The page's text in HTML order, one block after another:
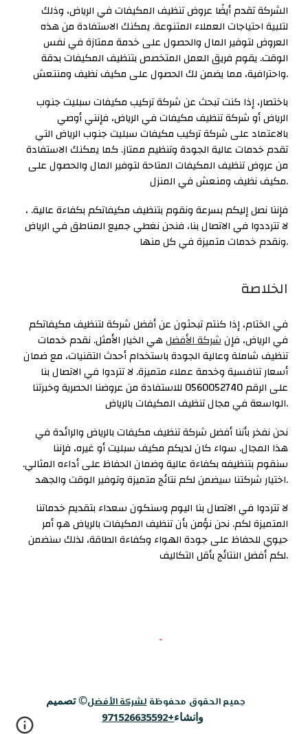
الشركة تقدم أيضًا عروض تنظيف المكيفات في الرياض، وذلك
لتلبية احتياجات العملاء المتنوعة. يمكنك الاستفادة من هذه
العروض لتوفير المال والحصول على خدمة ممتازة في نفس
الوقت. يقوم فريق العمل المتخصص بتنظيف المكيفات بدقة
واحترافية، مما يضمن لك الحصول على مكيف نظيف ومنتعش.
باختصار، إذا كنت تبحث عن شركة تركيب مكيفات سبليت جنوب
الرياض أو شركة تنظيف مكيفات في الرياض، فإنني أوصي
بالاعتماد على شركة تركيب مكيفات سبليت جنوب الرياض التي
تقدم خدمات عالية الجودة وتنظيم ممتاز. كما يمكنك الاستفادة
من عروض تنظيف المكيفات المتاحة لتوفير المال والحصول على
مكيف نظيف ومنعش في المنزل.
، فإننا نصل إليكم بسرعة ونقوم بتنظيف مكيفاتكم بكفاءة عالية.
لا تترددوا في الاتصال بنا، فنحن نغطي جميع المناطق في الرياض
ونقدم خدمات متميزة في كل منها.
الخلاصة
في الختام، إذا كنتم تبحثون عن أفضل شركة لتنظيف مكيفاتكم
في الرياض، فإنشركة الأفضلهي الخيار الأمثل. نقدم خدمات
تنظيف شاملة وعالية الجودة باستخدام أحدث التقنيات، مع ضمان
أسعار تنافسية وخدمة عملاء متميزة. لا تتردوا في الاتصال بنا
على الرقم 0560052740 للاستفادة من عروضنا الحصرية وخبرتنا
الواسعة في مجال تنظيف المكيفات بالرياض.
نحن نفخر بأننا أفضل شركة تنظيف مكيفات بالرياض والرائدة في
هذا المجال. سواء كان لديكم مكيف سبليت أو غيره، فإننا
سنقوم بتنظيفه بكفاءة عالية وضمان الحفاظ على أداءه المثالي.
اختيار شركتنا سيضمن لكم نتائج متميزة وتوفير الوقت والجهد.
لا تتردوا في الاتصال بنا اليوم وسنكون سعداء بتقديم خدماتنا
المتميزة لكم. نحن نؤمن بأن تنظيف المكيفات بالرياض هو أمر
حيوي للحفاظ على جودة الهواء وكفاءة الطاقة، لذلك سنضمن
لكم أفضل النتائج بأقل التكاليف.
جميع الحقوق محفوظةلشركة الأفضل©تصميم
وانشاء+971526635592